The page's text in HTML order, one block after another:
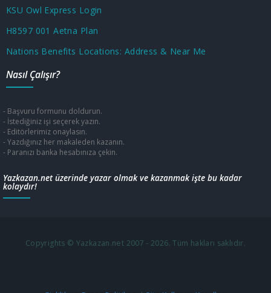
KSU Owl Express Login
H8597 001 Aetna Plan
Nations Benefits Locations: Address & Near Me
Nasıl Çalışır?
- Başvuru formunu doldurun.
- İstediğiniz işi seçerek yazın.
- Editörlerimiz onaylasın.
- Yazdığınız her makaleden kazanın.
- Paranızı banka hesabınıza çekin.
Yazkazan.net üzerinde yazar olmak ve kazanmak işte bu kadar
kolaydır!
Copyrights © Yazkazan.net 2007 - 2026. Tüm hakları saklıdır.